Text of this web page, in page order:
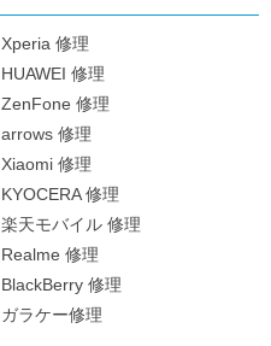
Xperia 修理
HUAWEI 修理
ZenFone 修理
arrows 修理
Xiaomi 修理
KYOCERA 修理
楽天モバイル 修理
Realme 修理
BlackBerry 修理
ガラケー修理